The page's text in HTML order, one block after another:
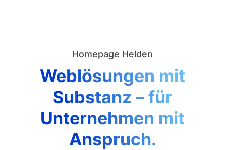
Homepage Helden
Weblösungen mit
Substanz – für
Unternehmen mit
Anspruch.